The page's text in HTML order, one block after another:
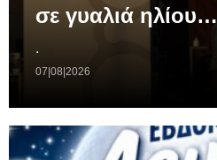
σε γυαλιά ηλίου…
.
07|08|2026